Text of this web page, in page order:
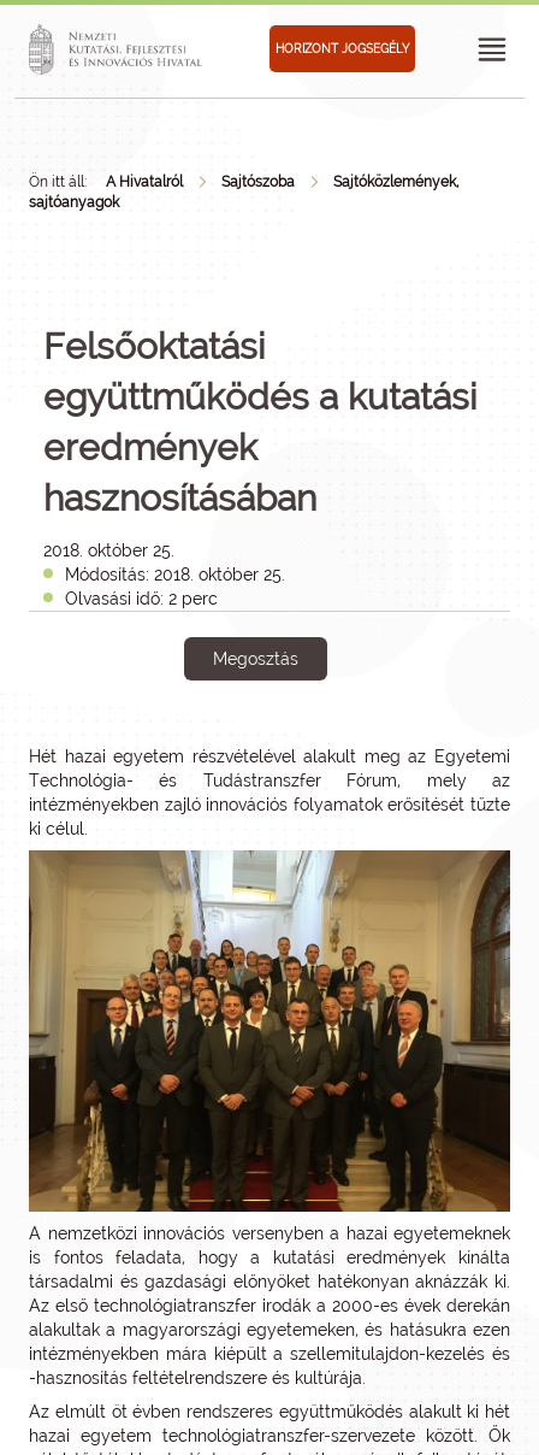
HORIZONT JOGSEGÉLY
Ön itt áll: A Hivatalról Sajtószoba
Sajtóközlemények,
sajtóanyagok
Felsőoktatási
együttműködés a kutatási
eredmények
hasznosításában
2018. október 25.
Módosítás: 2018. október 25.
Olvasási idő: 2 perc
Megosztás
Hét hazai egyetem részvételével alakult meg az Egyetemi
Technológia- és Tudástranszfer Fórum, mely az
intézményekben zajló innovációs folyamatok erősítését tűzte
ki célul.
A nemzetközi innovációs versenyben a hazai egyetemeknek
is fontos feladata, hogy a kutatási eredmények kínálta
társadalmi és gazdasági előnyöket hatékonyan aknázzák ki.
Az első technológiatranszfer irodák a 2000-es évek derekán
alakultak a magyarországi egyetemeken, és hatásukra ezen
intézményekben mára kiépült a szellemitulajdon-kezelés és
-hasznosítás feltételrendszere és kultúrája.
Az elmúlt öt évben rendszeres együttműködés alakult ki hét
hazai egyetem technológiatranszfer-szervezete között. Ők